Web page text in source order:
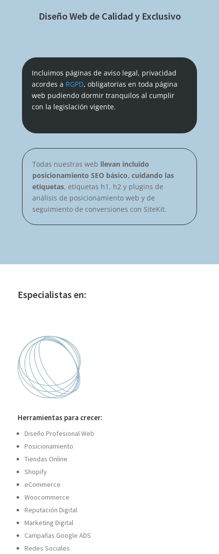
Diseño Web de Calidad y Exclusivo
Incluimos páginas de aviso legal, privacidad
acordes a RGPD, obligatorias en toda página
web pudiendo dormir tranquilos al cumplir
con la legislación vigente.
Todas nuestras web llevan incluido
posicionamiento SEO básico, cuidando las
etiquetas, etiquetas h1, h2 y plugins de
análisis de posicionamiento web y de
seguimiento de conversiones con SiteKit.
Especialistas en:
Herramientas para crecer:
Diseño Profesional Web
Posicionamiento
Tiendas Online
Shopify
eCommerce
Woocommerce
Reputación Digital
Marketing Digital
Campañas Google ADS
Redes Sociales